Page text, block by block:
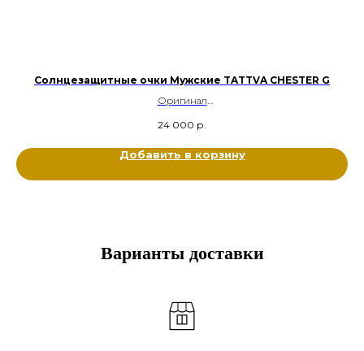
Солнцезащитные очки Мужские TATTVA CHESTER G
Оригинал
Цвет: Золотой
24 000 р.
Добавить в корзину
Варианты доставки